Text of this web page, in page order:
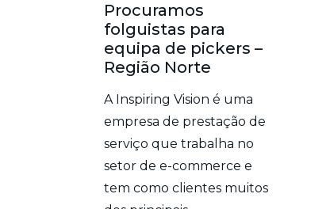
Procuramos
folguistas para
equipa de pickers –
Região Norte
A Inspiring Vision é uma
empresa de prestação de
serviço que trabalha no
setor de e-commerce e
tem como clientes muitos